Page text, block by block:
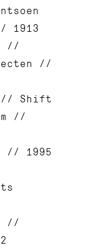
1913
//
//
// Shift
//
// 1995
//